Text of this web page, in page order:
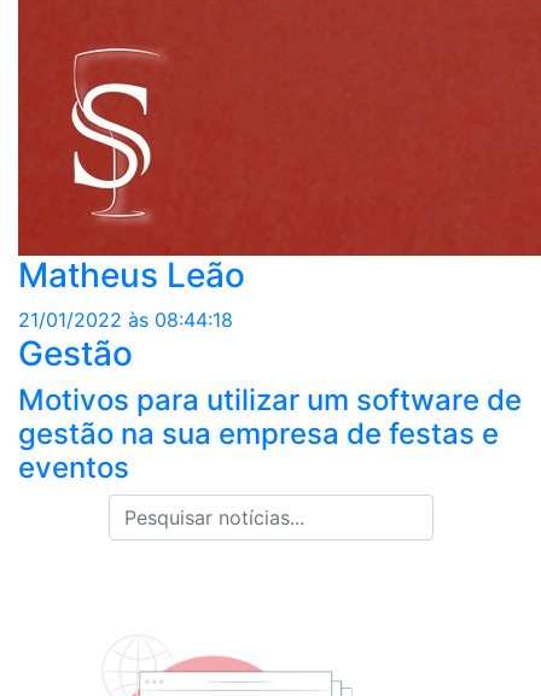
Matheus Leão
21/01/2022 às 08:44:18
Gestão
Motivos para utilizar um software de
gestão na sua empresa de festas e
eventos